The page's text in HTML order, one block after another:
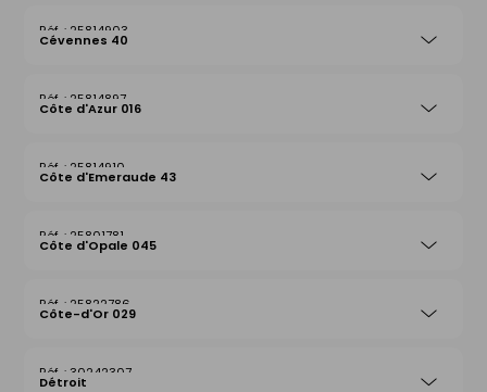
25814903
Cévennes 40
25814897
Côte d'Azur 016
25814910
Côte d'Emeraude 43
25801781
Côte d'Opale 045
25822786
Côte-d'Or 029
30242307
Détroit